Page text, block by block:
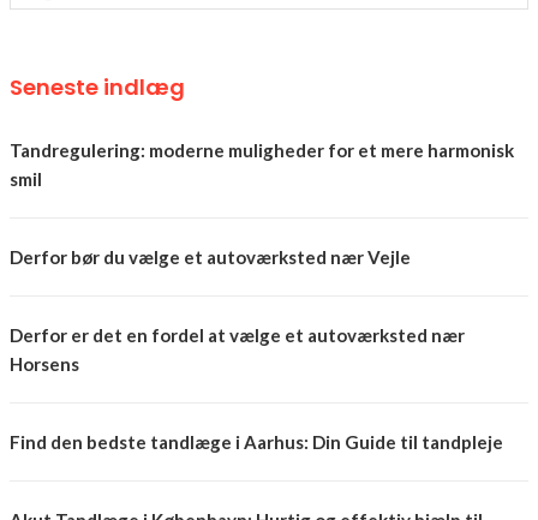
Seneste indlæg
Tandregulering: moderne muligheder for et mere harmonisk
smil
Derfor bør du vælge et autoværksted nær Vejle
Derfor er det en fordel at vælge et autoværksted nær
Horsens
Find den bedste tandlæge i Aarhus: Din Guide til tandpleje